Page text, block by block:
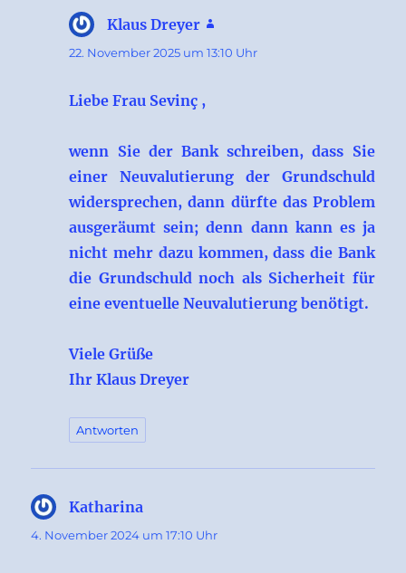
Klaus Dreyer
22. November 2025 um 13:10 Uhr
Liebe Frau Sevinç ,
wenn Sie der Bank schreiben, dass Sie
einer Neuvalutierung der Grundschuld
widersprechen, dann dürfte das Problem
ausgeräumt sein; denn dann kann es ja
nicht mehr dazu kommen, dass die Bank
die Grundschuld noch als Sicherheit für
eine eventuelle Neuvalutierung benötigt.
Viele Grüße
Ihr Klaus Dreyer
Antworten
Katharina
4. November 2024 um 17:10 Uhr